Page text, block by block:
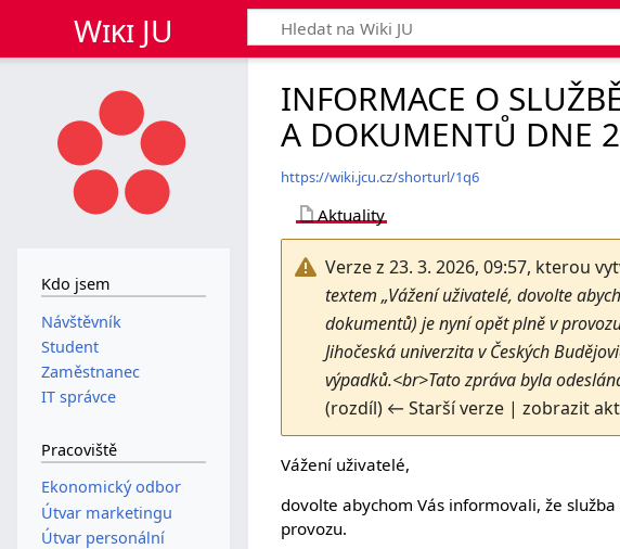
Wiki JU
INFORMACE O
A DOKUMENTŮ DNE
https://wiki.jcu.cz/shorturl/1q6
Aktuality
Verze z 23. 3. 2026, 09:57, kterou
textem „Vážení uživatelé, dovolte
dokumentů) je nyní opět plně v
Jihočeská univerzita v Českých
výpadků.<br>Tato zpráva byla
(rozdíl) ← Starší verze | zobrazit
Vážení uživatelé,
dovolte abychom Vás informovali, že
provozu.
Kdo jsem
Návštěvník
Student
Zaměstnanec
IT správce
Pracoviště
Ekonomický odbor
Útvar marketingu
Útvar personální